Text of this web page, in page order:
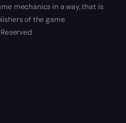
mechanics in a way, that is
of the game.